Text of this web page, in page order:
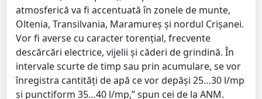
atmosferică va fi accentuată în zonele de munte,
Oltenia, Transilvania, Maramureș și nordul Crișanei.
Vor fi averse cu caracter torențial, frecvente
descărcări electrice, vijelii și căderi de grindină. În
intervale scurte de timp sau prin acumulare, se vor
înregistra cantități de apă ce vor depăși 25…30 l/mp
și punctiform 35…40 l/mp,” spun cei de la ANM.